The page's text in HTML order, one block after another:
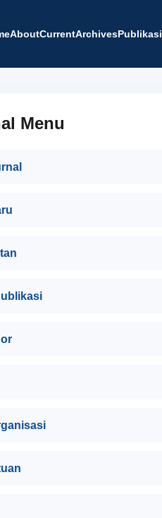
AboutCurrentArchivesPublikasi
Menu